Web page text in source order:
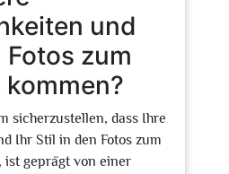
und
zum
sicherzustellen, dass Ihre
Ihr Stil in den Fotos zum
ist geprägt von einer